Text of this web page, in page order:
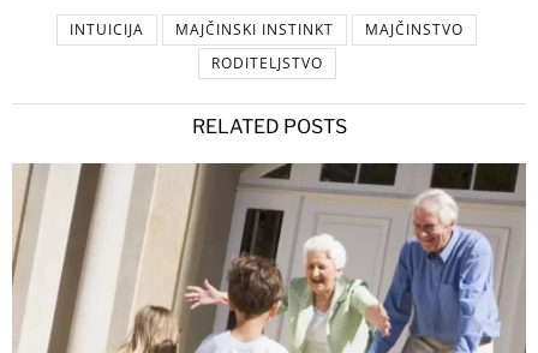
INTUICIJA MAJČINSKI INSTINKT
MAJČINSTVO
RODITELJSTVO
RELATED POSTS